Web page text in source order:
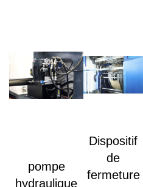
pompe
hydraulique
Dispositif
de
fermeture